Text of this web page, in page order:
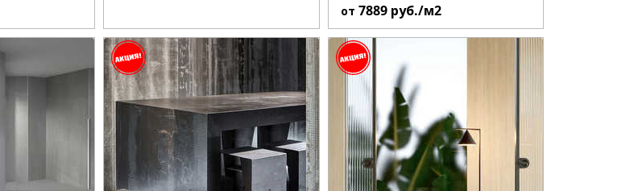
от 7889 руб./м2